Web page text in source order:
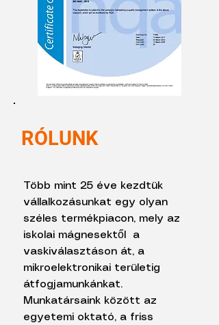
RÓLUNK
Több mint 25 éve kezdtük
vállalkozásunkat egy olyan
széles termékpiacon, mely az
iskolai mágnesektől a
vaskiválasztáson át, a
mikroelektronikai területig
átfogjamunkánkat.
Munkatársaink között az
egyetemi oktató, a friss